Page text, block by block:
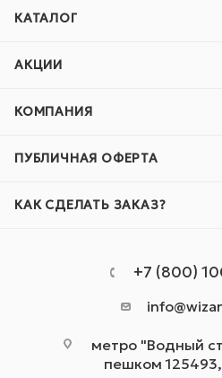
КАТАЛОГ
АКЦИИ
КОМПАНИЯ
ПУБЛИЧНАЯ ОФЕРТА
КАК СДЕЛАТЬ ЗАКАЗ?
+7 (800)
метро "Водный
пешком